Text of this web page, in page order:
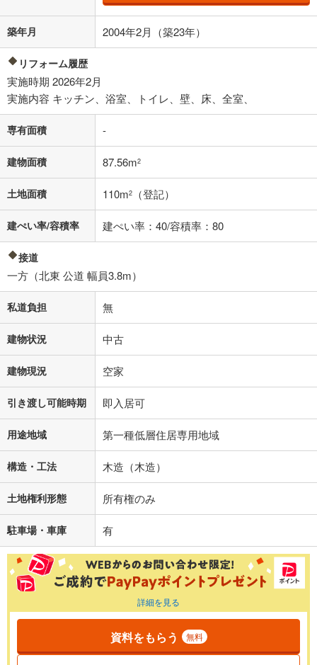
条件によってお借り入れができないことがあります。
不動産会社に購入相談をする 無料
築年月 2004年2月（築23年）
リフォーム履歴
実施時期 2026年2月
実施内容 キッチン、浴室、トイレ、壁、床、全室、
専有面積 -
建物面積 87.56m2
土地面積 110m2 （登記）
建ぺい率/容積率 建ぺい率：40/容積率：80
接道
一方（北東 公道 幅員3.8m）
私道負担 無
建物状況 中古
建物現況 空家
引き渡し可能時期 即入居可
用途地域 第一種低層住居専用地域
構造・工法 木造（木造）
土地権利形態 所有権のみ
駐車場・車庫 有
詳細を見る
資料をもらう 無料